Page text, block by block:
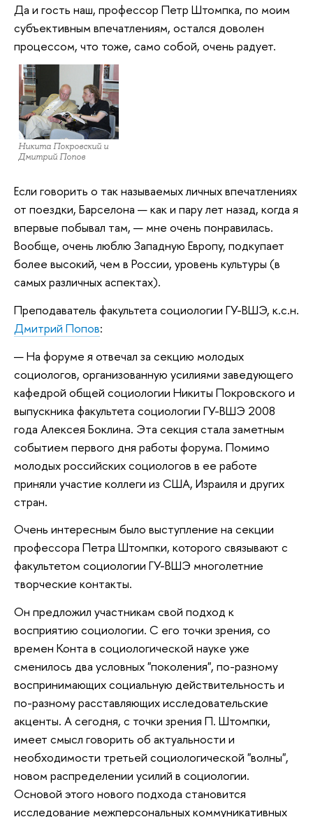
Да и гость наш, профессор Петр Штомпка, по моим
субъективным впечатлениям, остался доволен
процессом, что тоже, само собой, очень радует.
Никита Покровский и
Дмитрий Попов
Если говорить о так называемых личных впечатлениях
от поездки, Барселона — как и пару лет назад, когда я
впервые побывал там, — мне очень понравилась.
Вообще, очень люблю Западную Европу, подкупает
более высокий, чем в России, уровень культуры (в
самых различных аспектах).
Преподаватель факультета социологии ГУ-ВШЭ, к.с.н.
Дмитрий Попов:
— На форуме я отвечал за секцию молодых
социологов, организованную усилиями заведующего
кафедрой общей социологии Никиты Покровского и
выпускника факультета социологии ГУ-ВШЭ 2008
года Алексея Боклина. Эта секция стала заметным
событием первого дня работы форума. Помимо
молодых российских социологов в ее работе
приняли участие коллеги из США, Израиля и других
стран.
Очень интересным было выступление на секции
профессора Петра Штомпки, которого связывают с
факультетом социологии ГУ-ВШЭ многолетние
творческие контакты.
Он предложил участникам свой подход к
восприятию социологии. С его точки зрения, со
времен Конта в социологической науке уже
сменилось два условных "поколения", по-разному
воспринимающих социальную действительность и
по-разному расставляющих исследовательские
акценты. А сегодня, с точки зрения П. Штомпки,
имеет смысл говорить об актуальности и
необходимости третьей социологической "волны",
новом распределении усилий в социологии.
Основой этого нового подхода становится
исследование межперсональных коммуникативных